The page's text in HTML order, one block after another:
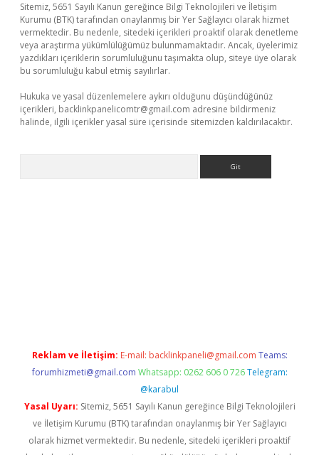
Sitemiz, 5651 Sayılı Kanun gereğince Bilgi Teknolojileri ve İletişim
Kurumu (BTK) tarafından onaylanmış bir Yer Sağlayıcı olarak hizmet
vermektedir. Bu nedenle, sitedeki içerikleri proaktif olarak denetleme
veya araştırma yükümlülüğümüz bulunmamaktadır. Ancak, üyelerimiz
yazdıkları içeriklerin sorumluluğunu taşımakta olup, siteye üye olarak
bu sorumluluğu kabul etmiş sayılırlar.
Hukuka ve yasal düzenlemelere aykırı olduğunu düşündüğünüz
içerikleri, backlinkpanelicomtr@gmail.com adresine bildirmeniz
halinde, ilgili içerikler yasal süre içerisinde sitemizden kaldırılacaktır.
Reklam ve İletişim: E-mail: backlinkpaneli@gmail.com Teams:
forumhizmeti@gmail.com Whatsapp: 0262 606 0 726 Telegram:
@karabul
Yasal Uyarı: Sitemiz, 5651 Sayılı Kanun gereğince Bilgi Teknolojileri
ve İletişim Kurumu (BTK) tarafından onaylanmış bir Yer Sağlayıcı
olarak hizmet vermektedir. Bu nedenle, sitedeki içerikleri proaktif